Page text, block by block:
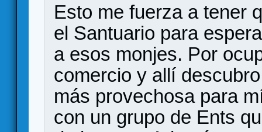
Esto me fuerza a tener
el Santuario para
a esos monjes. Por
comercio y allí
más provechosa para
con un grupo de Ents